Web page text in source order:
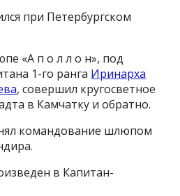
при Петербургском
«А п о л л о н», под
1-го ранга Иринарха
, совершил кругосветное
в Камчатку и обратно.
командование шлюпом
в Капитан-